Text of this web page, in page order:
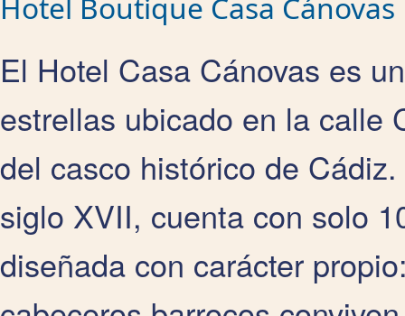
El Hotel Casa Cánovas es
estrellas ubicado en la calle
del casco histórico de
siglo XVII, cuenta con solo
diseñada con carácter